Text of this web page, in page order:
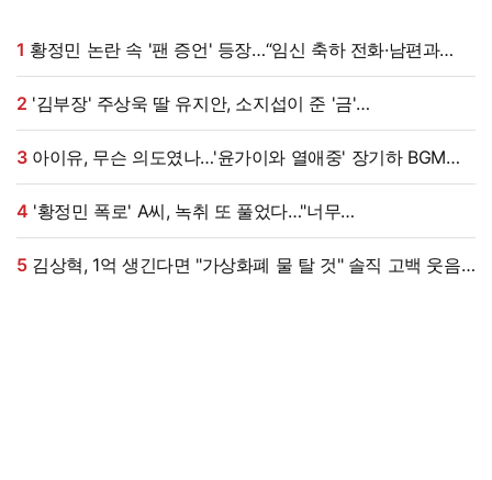
1
식사도”
2
방치했다…"비누인 줄"
3아이유, 무슨 의도였나…'윤가이와 열애중' 장기하 BGM에
의견분분 [엑's 이슈]
4
섹시해"·"안아보고 싶다=마음의 소리 인정" 주장 [엑's 이슈]
5김상혁, 1억 생긴다면 "가상화폐 물 탈 것" 솔직 고백 웃음